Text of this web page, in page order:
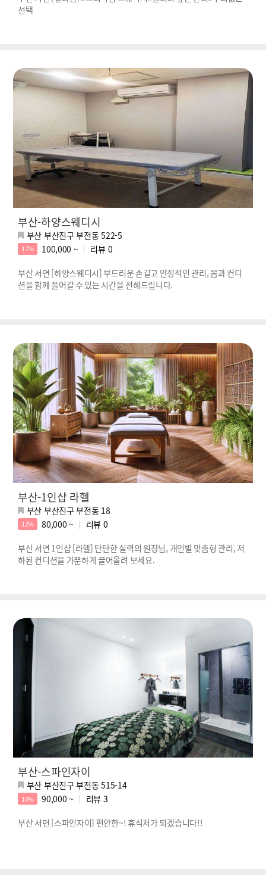
선택
부산-하양스웨디시
부산 부산진구 부전동 522-5
17% 100,000 ~ 리뷰 0
부산 서면 [하양스웨디시] 부드러운 손길고 안정적인 관리, 몸과 컨디
션을 함께 풀어갈 수 있는 시간을 전해드립니다.
부산-1인샵 라헬
부산 부산진구 부전동 18
12% 80,000 ~ 리뷰 0
부산 서면 1인샵 [라헬] 탄탄한 실력의 원장님, 개인별 맞춤형 관리, 저
하된 컨디션을 가뿐하게 끌어올려 보세요.
부산-스파인자이
부산 부산진구 부전동 515-14
10% 90,000 ~ 리뷰 3
부산 서면 [스파인자이] 편안한~! 휴식처가 되겠습니다!!